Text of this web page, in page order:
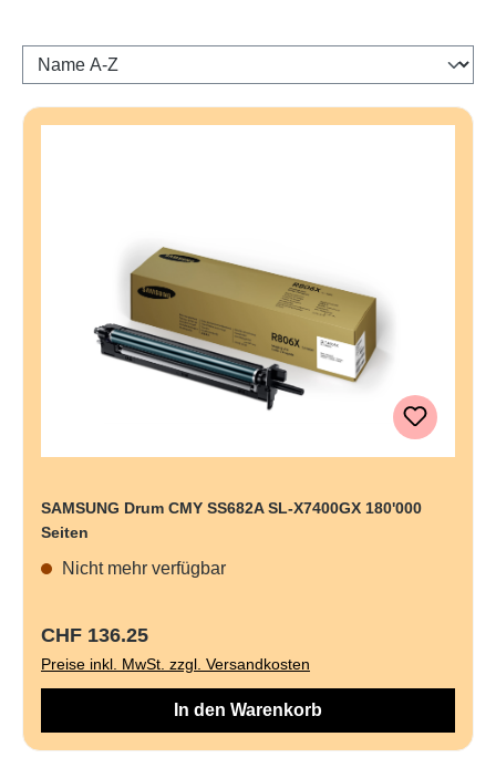
SAMSUNG Drum CMY SS682A SL-X7400GX 180'000
Seiten
Nicht mehr verfügbar
Regulärer Preis:
CHF 136.25
Preise inkl. MwSt. zzgl. Versandkosten
In den Warenkorb